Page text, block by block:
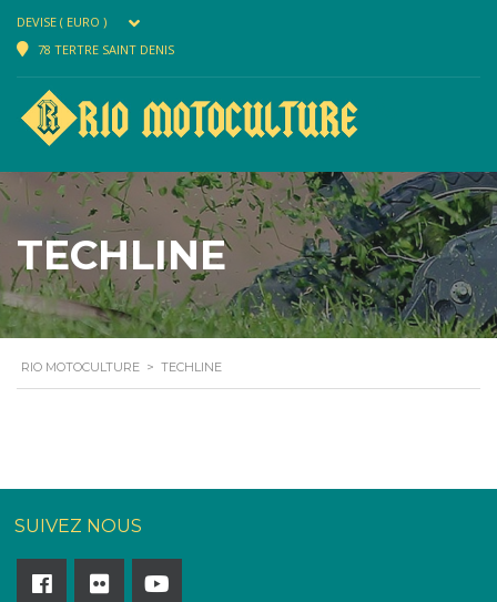
DEVISE ( EURO )
78 TERTRE SAINT DENIS
TECHLINE
RIO MOTOCULTURE > TECHLINE
SUIVEZ NOUS